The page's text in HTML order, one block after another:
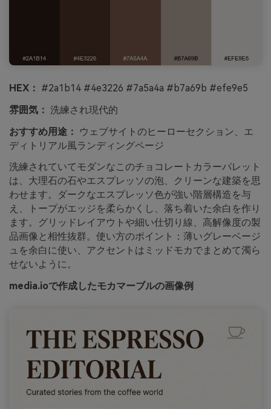
HEX： #2a1b14 #4e3226 #7a5a4a #b7a69b #efe9e5
雰囲気： 洗練され現代的
おすすめ用途：
ウェブサイトのヒーローセクション、エ
ディトリアル風ランディングページ
洗練されていてモダンなこのチョコレートカラーパレット
は、大理石の石やエスプレッソの泡、クリーンな建築を思
わせます。ダークなエスプレッソ色が強い階層構造を与
え、トープがエッジを柔らかくし、落ち着いた余白を作り
ます。グリッドレイアウトや細い仕切り線、高解像度の製
品画像と相性抜群。使い方のポイント：薄いグレーベージ
ュを余白に使い、アクセントはミッドモカでまとめて濁ら
せないように。
media.ioで作成したモカマーブルの画像例